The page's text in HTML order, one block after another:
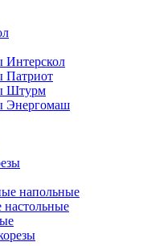
Интерскол
Патриот
Штурм
Энергомаш
напольные
настольные